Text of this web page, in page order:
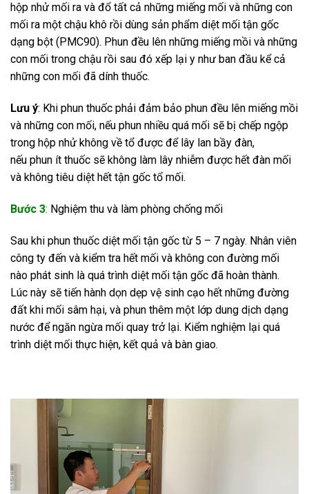
hộp nhử mối ra và đổ tất cả những miếng mối và những con
mối ra một chậu khô rồi dùng sản phẩm diệt mối tận gốc
dạng bột (PMC90). Phun đều lên những miếng mồi và những
con mối trong chậu rồi sau đó xếp lại y như ban đầu kể cả
những con mối đã dính thuốc.
Lưu ý: Khi phun thuốc phải đảm bảo phun đều lên miếng mồi
và những con mối, nếu phun nhiều quá mối sẽ bị chếp ngộp
trong hộp nhử không về tổ được để lây lan bầy đàn,
nếu phun ít thuốc sẽ không làm lây nhiễm được hết đàn mối
và không tiêu diệt hết tận gốc tổ mối.
Bước 3: Nghiệm thu và làm phòng chống mối
Sau khi phun thuốc diệt mối tận gốc từ 5 – 7 ngày. Nhân viên
công ty đến và kiểm tra hết mối và không con đường mối
nào phát sinh là quá trình diệt mối tận gốc đã hoàn thành.
Lúc này sẽ tiến hành dọn dẹp vệ sinh cạo hết những đường
đất khi mối sâm hại, và phun thêm một lớp dung dịch dạng
nước để ngăn ngừa mối quay trở lại. Kiểm nghiệm lại quá
trình diệt mối thực hiện, kết quả và bàn giao.